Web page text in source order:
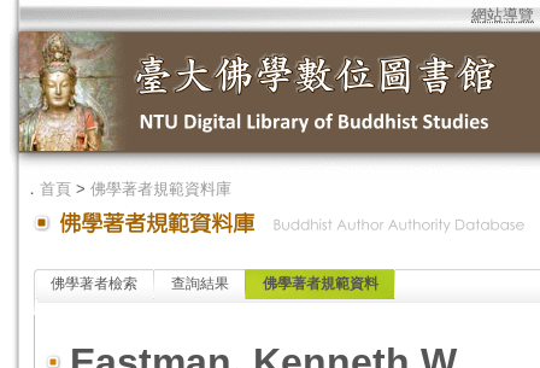
網站導覽
． 首頁 > 佛學著者規範資料庫
佛學著者檢索 查詢結果 佛學著者規範資料